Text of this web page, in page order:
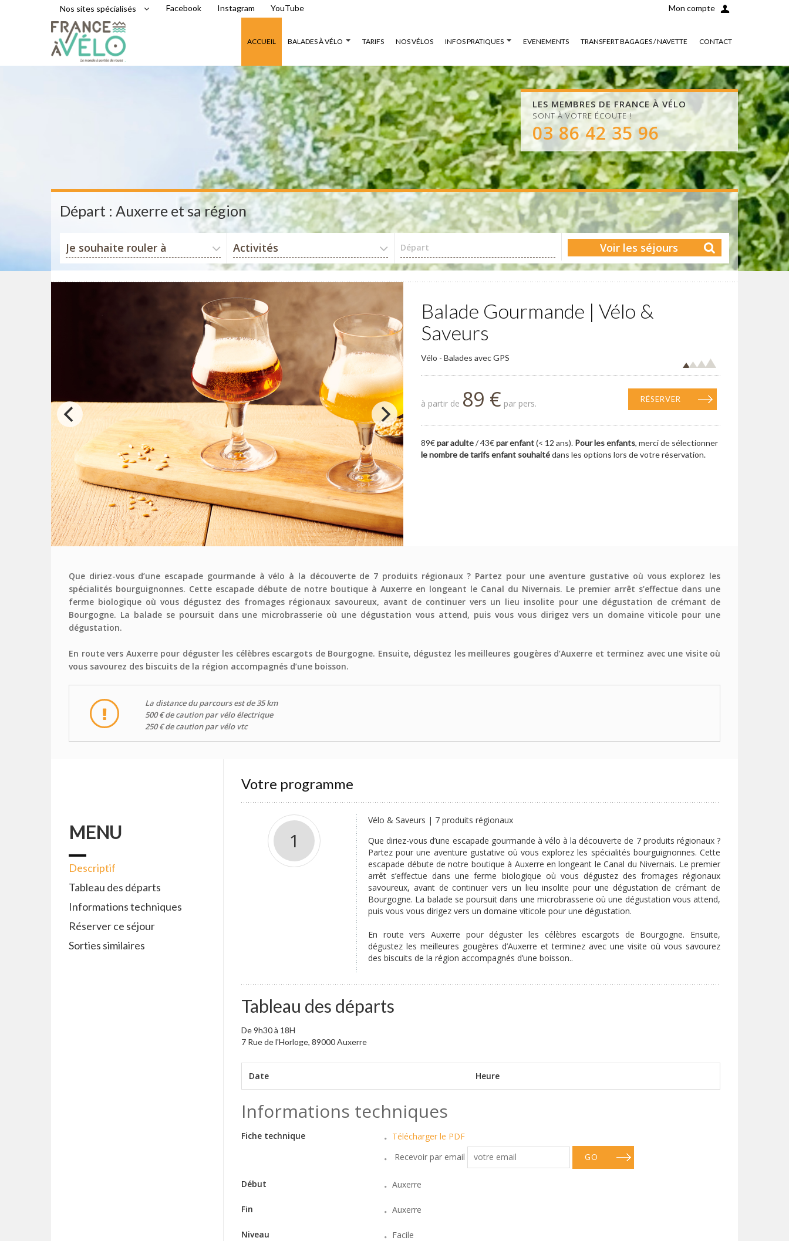
Nos sites spécialisés Facebook Instagram YouTube Mon compte
ACCUEIL BALADES À VÉLO TARIFS NOS VÉLOS INFOS PRATIQUES EVENEMENTS TRANSFERT BAGAGES / NAVETTE CONTACT
LES MEMBRES DE FRANCE À VÉLO
SONT À VOTRE ÉCOUTE !
03 86 42 35 96
Départ : Auxerre et sa région
Je souhaite rouler à Activités Départ Voir les séjours
Balade Gourmande | Vélo &
Saveurs
Vélo - Balades avec GPS
à partir de 89 € par pers. RÉSERVER
89€par adulte/ 43€par enfant(< 12 ans). Pour les enfants, merci de sélectionner
le nombre de tarifs enfant souhaitédans les options lors de votre réservation.
Que diriez-vous d’une escapade gourmande à vélo à la découverte de 7 produits régionaux ? Partez pour une aventure gustative où vous explorez les
spécialités bourguignonnes. Cette escapade débute de notre boutique à Auxerre en longeant le Canal du Nivernais. Le premier arrêt s’effectue dans une
ferme biologique où vous dégustez des fromages régionaux savoureux, avant de continuer vers un lieu insolite pour une dégustation de crémant de
Bourgogne. La balade se poursuit dans une microbrasserie où une dégustation vous attend, puis vous vous dirigez vers un domaine viticole pour une
dégustation.
En route vers Auxerre pour déguster les célèbres escargots de Bourgogne. Ensuite, dégustez les meilleures gougères d’Auxerre et terminez avec une visite où
vous savourez des biscuits de la région accompagnés d’une boisson.
La distance du parcours est de 35 km
500 € de caution par vélo électrique
250 € de caution par vélo vtc
MENU
Descriptif
Tableau des départs
Informations techniques
Réserver ce séjour
Sorties similaires
Votre programme
1
Vélo & Saveurs | 7 produits régionaux
Que diriez-vous d’une escapade gourmande à vélo à la découverte de 7 produits régionaux ?
Partez pour une aventure gustative où vous explorez les spécialités bourguignonnes. Cette
escapade débute de notre boutique à Auxerre en longeant le Canal du Nivernais. Le premier
arrêt s’effectue dans une ferme biologique où vous dégustez des fromages régionaux
savoureux, avant de continuer vers un lieu insolite pour une dégustation de crémant de
Bourgogne. La balade se poursuit dans une microbrasserie où une dégustation vous attend,
puis vous vous dirigez vers un domaine viticole pour une dégustation.
En route vers Auxerre pour déguster les célèbres escargots de Bourgogne. Ensuite,
dégustez les meilleures gougères d’Auxerre et terminez avec une visite où vous savourez
des biscuits de la région accompagnés d’une boisson..
Tableau des départs
De 9h30 à 18H
7 Rue de l'Horloge, 89000 Auxerre
Date Heure
Informations techniques
Fiche technique
Télécharger le PDF
Recevoir par email
GO
Début Auxerre
Fin Auxerre
Niveau Facile